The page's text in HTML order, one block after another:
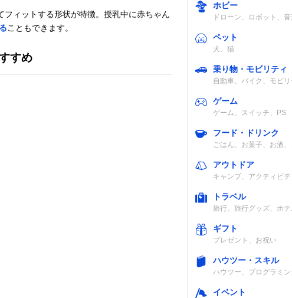
ィットする形状が特徴。授乳中に赤ちゃん
こともできます。
すめ
ホビー
ドローン、ロボット、
ペット
犬、猫
乗り物・モビリティ
自動車、バイク、モビリ
ゲーム
ゲーム、スイッチ、PS
フード・ドリンク
ごはん、お菓子、お酒
アウトドア
キャンプ、アクティビテ
トラベル
旅行、旅行グッズ、ホテ
ギフト
プレゼント、お祝い
ハウツー・スキル
ハウツー、プログラミン
イベント